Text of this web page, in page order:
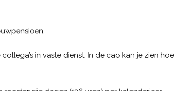
in vaste dienst. In de cao kan je zien hoe